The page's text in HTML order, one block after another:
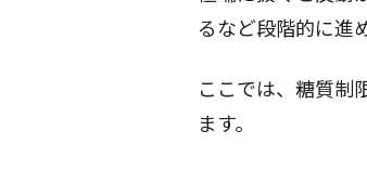
るなど段階的に進
ここでは、糖質制
ます。